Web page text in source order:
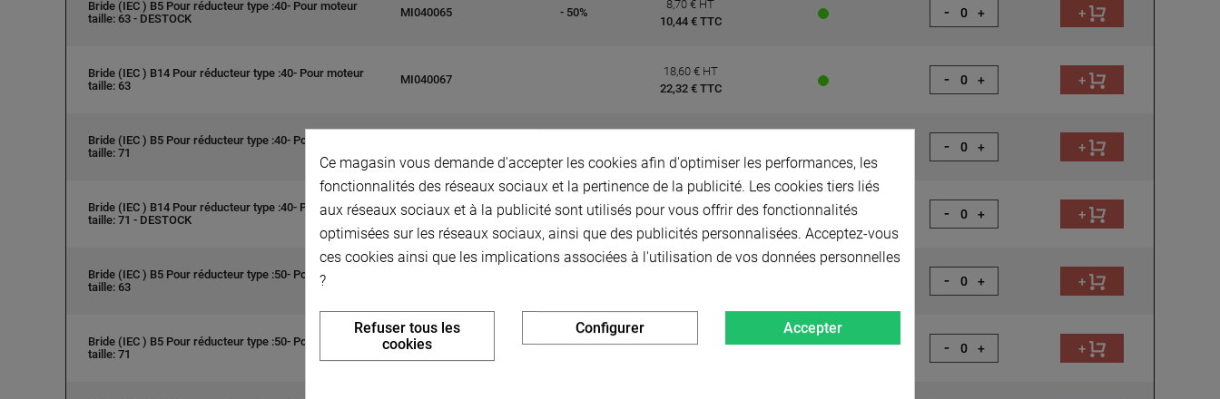
Bride (IEC ) B5 Pour réducteur type :40- Pour moteur
taille: 63 - DESTOCK
MI040065 - 50%
8,70 € HT
10,44 € TTC
- + +
Bride (IEC ) B14 Pour réducteur type :40- Pour moteur
taille: 63
MI040067
18,60 € HT
22,32 € TTC
- + +
Bride (IEC ) B5 Pour réducteur type :40- Pour moteur
taille: 71
22,32 € TTC
- + +
Bride (IEC ) B14 Pour réducteur type :40- Pour moteur
taille: 71 - DESTOCK
MI040077 - 50%
9,30 € HT
- + +
Bride (IEC ) B5 Pour réducteur type :50- Pour moteur
taille: 63
- + +
Bride (IEC ) B5 Pour réducteur type :50- Pour moteur
taille: 71
MI050075 - + +
Ce magasin vous demande d'accepter les cookies afin d'optimiser les performances, les
fonctionnalités des réseaux sociaux et la pertinence de la publicité. Les cookies tiers liés
aux réseaux sociaux et à la publicité sont utilisés pour vous offrir des fonctionnalités
optimisées sur les réseaux sociaux, ainsi que des publicités personnalisées. Acceptez-vous
ces cookies ainsi que les implications associées à l'utilisation de vos données personnelles
?
Accepter
Refuser tous les
cookies
Configurer